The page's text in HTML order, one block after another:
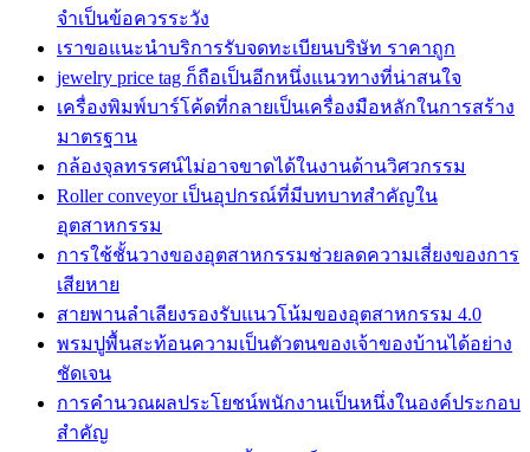
จำเป็นข้อควรระวัง
เราขอแนะนำบริการรับจดทะเบียนบริษัท ราคาถูก
jewelry price tag ก็ถือเป็นอีกหนึ่งแนวทางที่น่าสนใจ
เครื่องพิมพ์บาร์โค้ดที่กลายเป็นเครื่องมือหลักในการสร้าง
มาตรฐาน
กล้องจุลทรรศน์ไม่อาจขาดได้ในงานด้านวิศวกรรม
Roller conveyor เป็นอุปกรณ์ที่มีบทบาทสำคัญใน
อุตสาหกรรม
การใช้ชั้นวางของอุตสาหกรรมช่วยลดความเสี่ยงของการ
เสียหาย
สายพานลำเลียงรองรับแนวโน้มของอุตสาหกรรม 4.0
พรมปูพื้นสะท้อนความเป็นตัวตนของเจ้าของบ้านได้อย่าง
ชัดเจน
การคำนวณผลประโยชน์พนักงานเป็นหนึ่งในองค์ประกอบ
สำคัญ